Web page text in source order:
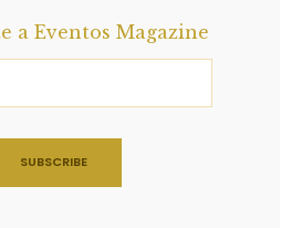
a Eventos Magazine